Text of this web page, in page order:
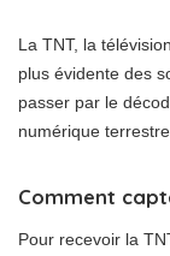
La TNT, la
plus évidente des
passer par le
numérique
Comment
Pour recevoir la